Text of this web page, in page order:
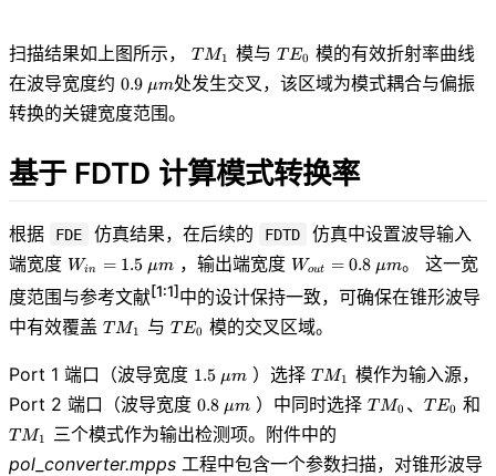
扫描结果如上图所示， TM_1
T M1 模与 TE_0
T E0 模的有效折射率曲线
在波导宽度约 0.9\
\mu
m
0.9 μm处发生交叉，该区域为模式耦合与偏振
转换的关键宽度范围。
基于 FDTD 计算模式转换率
根据 FDE 仿真结果，在后续的 FDTD
仿真中设置波导输入
端宽度 W_{in}=1.5\
Win = 1 .5 μm ，输出端宽度 W_{out}=0.8\
Wout = 0.8 μm。 这一宽
度范围与参考文献[1:1]中的设计保持一致，可确保在锥形波导
中有效覆盖 TM_1
T M1 与 TE_0
T E0 模的交叉区域。
Port 1 端口（波导宽度 1.5\
\mu
m
1.5 μm ）选择 TM_1
T M1
模作为输入源，
Port 2 端口（波导宽度 0.8\
\mu
m
0.8 μm ）中同时选择 TM_0、
TE_0
T M0 、 T E0 和
T M1
三个模式作为输出检测项。附件中的
pol_converter.mpps 工程中包含一个参数扫描，对锥形波导